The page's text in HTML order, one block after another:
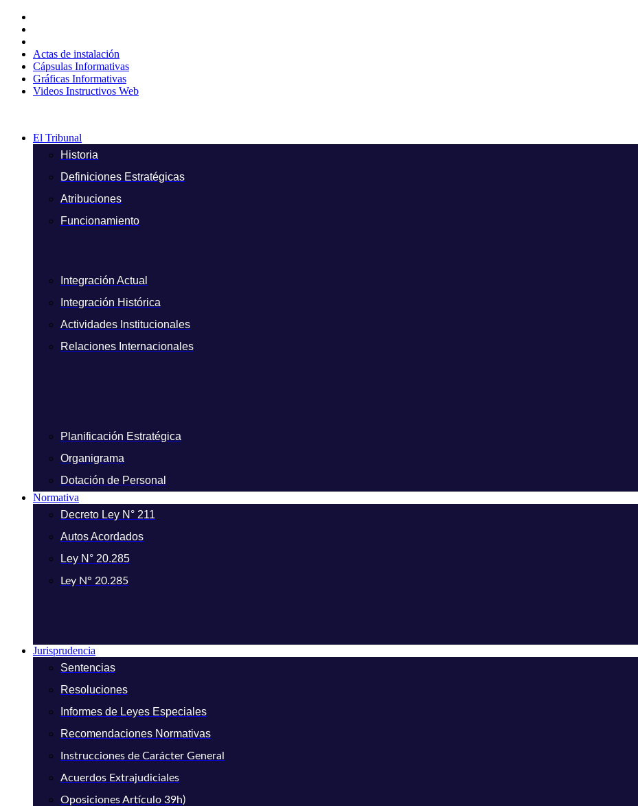
contenido
Actas de instalación
Cápsulas Informativas
Gráficas Informativas
Videos Instructivos Web
El Tribunal
Historia
Definiciones Estratégicas
Atribuciones
Funcionamiento
Integración Actual
Integración Histórica
Actividades Institucionales
Relaciones Internacionales
Planificación Estratégica
Organigrama
Dotación de Personal
Normativa
Decreto Ley N° 211
Autos Acordados
Ley N° 20.285
Ley N° 20.285
Jurisprudencia
Sentencias
Resoluciones
Informes de Leyes Especiales
Recomendaciones Normativas
Instrucciones de Carácter General
Acuerdos Extrajudiciales
Oposiciones Artículo 39h)